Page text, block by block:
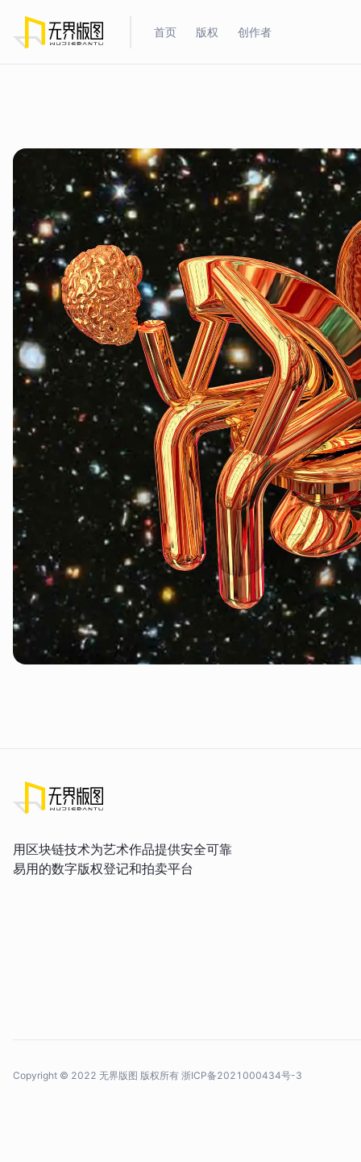
首页 版权 创作者
用区块链技术为艺术作品提供安全可靠
易用的数字版权登记和拍卖平台
Copyright © 2022 无界版图 版权所有 浙ICP备2021000434号-3